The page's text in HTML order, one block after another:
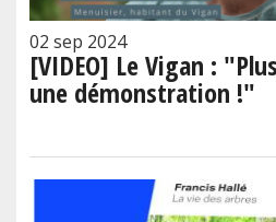
02 sep 2024
[VIDEO] Le Vigan :
une démonstration !"